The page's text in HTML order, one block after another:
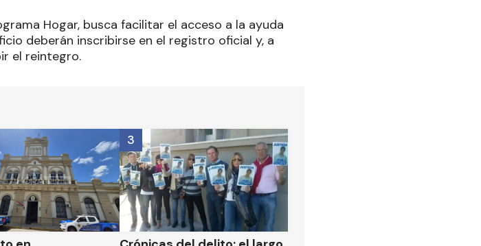
Hogar, busca facilitar el acceso a la ayuda
deberán inscribirse en el registro oficial y, a
el reintegro.
3